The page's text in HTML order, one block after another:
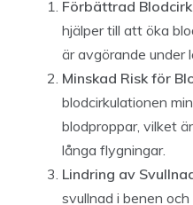
Förbättrad
hjälper till att öka
är avgörande under
Minskad Risk för
blodcirkulationen
blodproppar, vilket
långa flygningar.
Lindring av
svullnad i benen